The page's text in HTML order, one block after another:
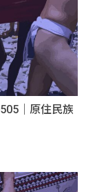
｜原住民族